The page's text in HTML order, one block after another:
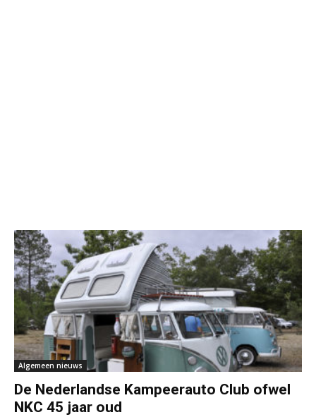
Algemeen nieuws
De Nederlandse Kampeerauto Club ofwel
NKC 45 jaar oud